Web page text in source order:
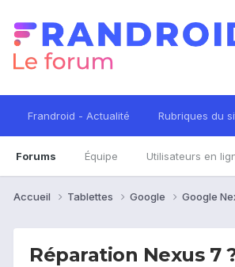
Frandroid - Actualité Rubriques du
Forums Équipe Utilisateurs en
Accueil Tablettes Google Google
Réparation Nexus 7